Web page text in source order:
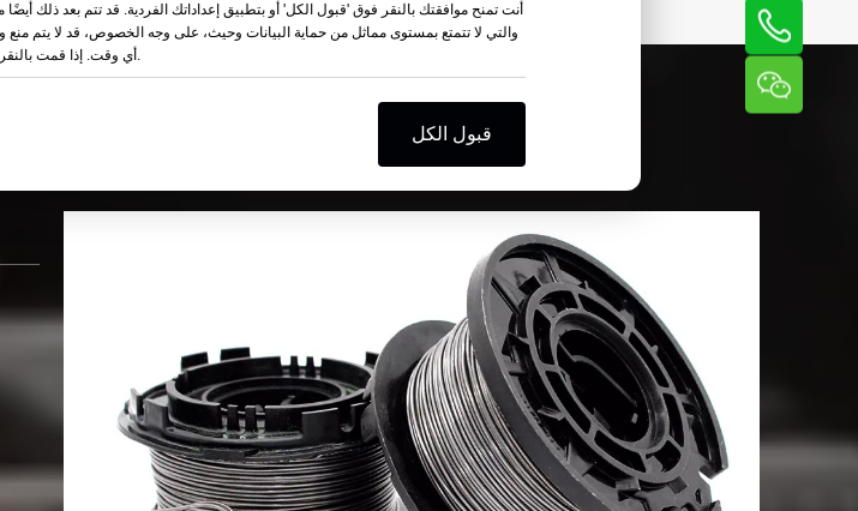
أنت تمنح موافقتك بالنقر فوق 'قبول الكل' أو بتطبيق إعداداتك الفردية. قد تتم بعد ذلك أيضًا
والتي لا تتمتع بمستوى مماثل من حماية البيانات وحيث، على وجه الخصوص، قد لا يتم
أي وقت. إذا قمت بالنقر فوق 'رفض الكل'، فسيتم استخدام ملفات تعريف الارتباط الضرورية فقط.
قبول الكل